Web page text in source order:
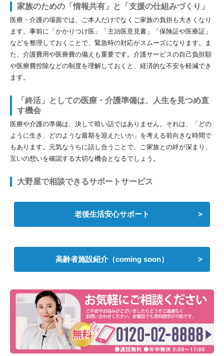
家族のための「情報共有」と「支援の仕組みづくり」
医療・介護の場面では、ご本人だけでなくご家族の負担も大きくなり
ます。事前に「かかりつけ医」「主治医意見書」「保険証や医療証」
などを整理しておくことで、緊急時の対応がスムーズになります。ま
た、介護費用や医療費の備えも重要です。介護サービスの自己負担額
や医療費控除などの制度を理解しておくと、経済的な不安を軽減でき
ます。
「終活」としての医療・介護準備は、人生を見つめ直
す機会
医療や介護の準備は、決して暗い話ではありません。それは、「どの
ように生き、どのような最期を迎えたいか」を考える前向きな時間で
もあります。元気なうちに話し合うことで、ご家族との絆が深まり、
互いの想いを確認する大切な機会となるでしょう。
大野屋で相談できるサポートサービス
老後生活安心サポート
高齢者施設紹介（coming soon）